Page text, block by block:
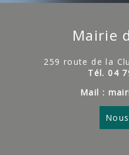
Mairie
259 route de la
Tél. 04
Mail :